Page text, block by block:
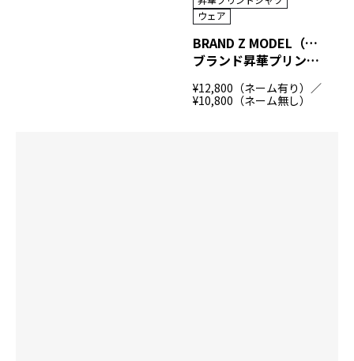
ウェア
BRAND Z MODEL（MOTIV）
ブランド昇華プリントシャツ
¥12,800（ネーム有り）／
¥10,800（ネーム無し）